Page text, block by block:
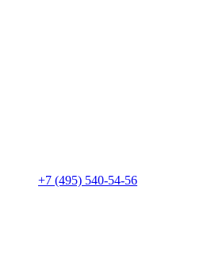
+7 (495) 540-54-56